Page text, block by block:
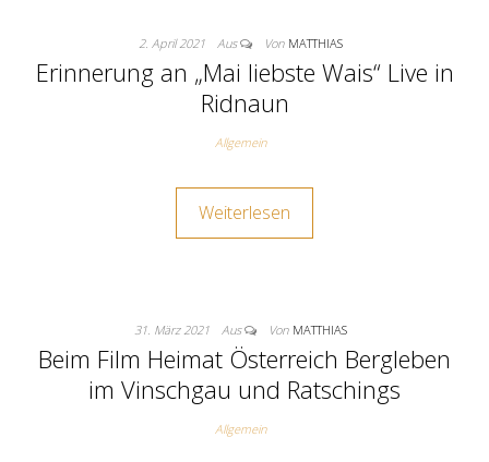
2. April 2021 Aus Von MATTHIAS
Erinnerung an „Mai liebste Wais“ Live in
Ridnaun
Allgemein
Weiterlesen
31. März 2021 Aus Von MATTHIAS
Beim Film Heimat Österreich Bergleben
im Vinschgau und Ratschings
Allgemein